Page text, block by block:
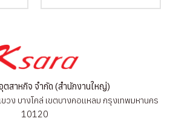
฿990.00.฿569.00.
ตสาหกิจ จำกัด (สำนักงานใหญ่)
ง บางโคล่ เขตบางคอแหลม กรุงเทพมหานคร
10120